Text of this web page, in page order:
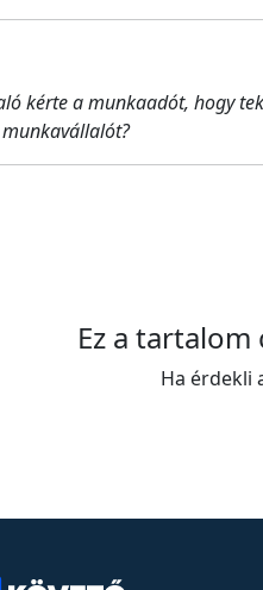
kérte a munkaadót, hogy
Ez a
Ha érdekli